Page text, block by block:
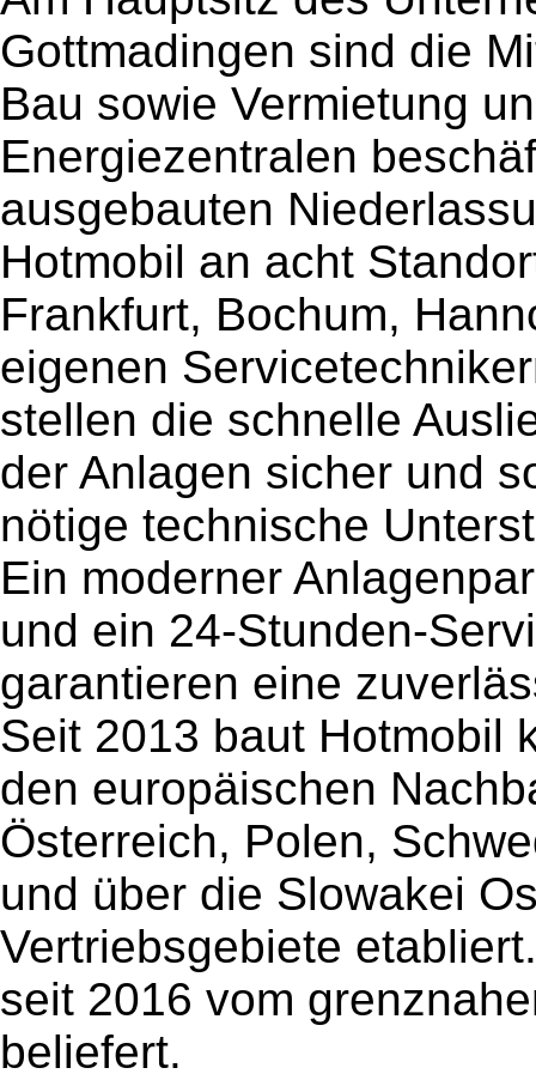
Gottmadingen sind die
Bau sowie Vermietung
Energiezentralen
ausgebauten
Hotmobil an acht
Frankfurt, Bochum,
eigenen
stellen die schnelle
der Anlagen sicher und
nötige technische
Ein moderner
und ein 24-Stunden-
garantieren eine
Seit 2013 baut Hotmobil
den europäischen
Österreich, Polen,
und über die Slowakei
Vertriebsgebiete
seit 2016 vom
beliefert.